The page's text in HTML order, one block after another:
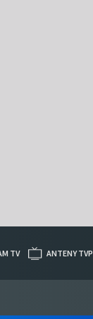
TV ANTENY TVP